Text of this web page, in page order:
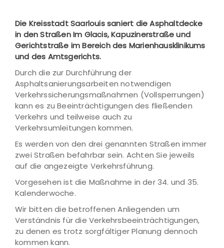
Die Kreisstadt Saarlouis saniert die Asphaltdecke
in den Straßen Im Glacis, Kapuzinerstraße und
Gerichtstraße im Bereich des Marienhausklinikums
und des Amtsgerichts.
Durch die zur Durchführung der
Asphaltsanierungsarbeiten notwendigen
Verkehrssicherungsmaßnahmen (Vollsperrungen)
kann es zu Beeinträchtigungen des fließenden
Verkehrs und teilweise auch zu
Verkehrsumleitungen kommen.
Es werden von den drei genannten Straßen immer
zwei Straßen befahrbar sein. Achten Sie jeweils
auf die angezeigte Verkehrsführung.
Vorgesehen ist die Maßnahme in der 34. und 35.
Kalenderwoche.
Wir bitten die betroffenen Anliegenden um
Verständnis für die Verkehrsbeeinträchtigungen,
zu denen es trotz sorgfältiger Planung dennoch
kommen kann.